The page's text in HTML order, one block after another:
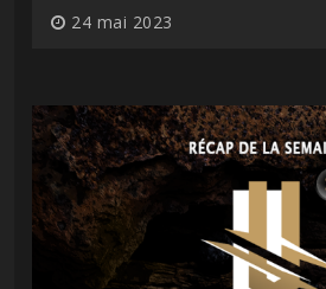
24 mai 2023